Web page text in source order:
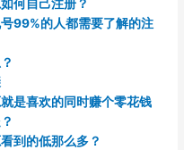
何自己注册？
99%的人都需要了解的注
是喜欢的同时赚个零花钱
到的低那么多？